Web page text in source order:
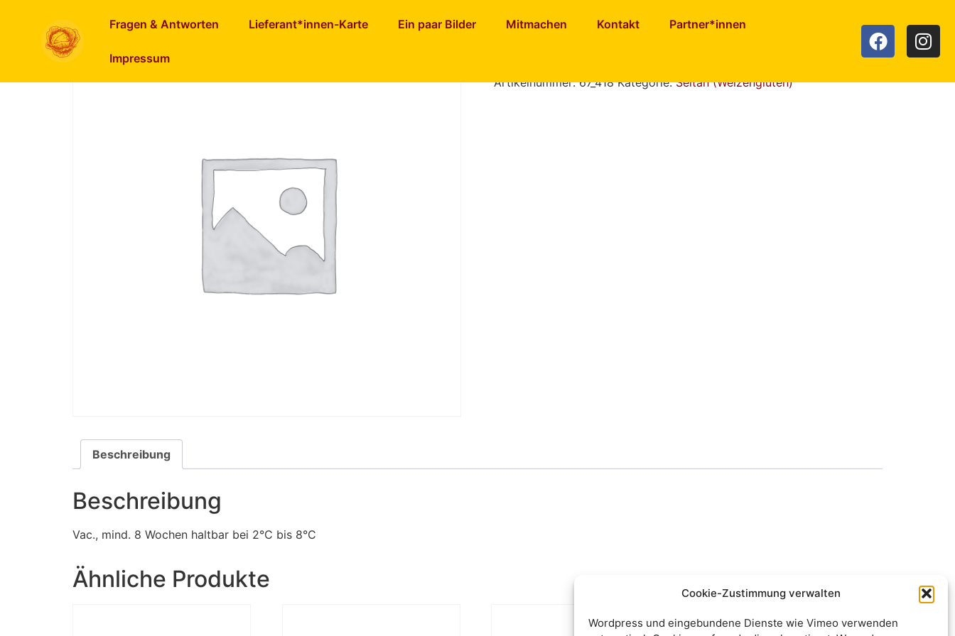
Cookie-Zustimmung verwalten
Wordpress und eingebundene Dienste wie Vimeo verwenden
Fragen & Antworten Lieferant*innen-Karte Ein paar Bilder Mitmachen Kontakt Partner*innen
Impressum
Artikelnummer:67_418 Kategorie:Seitan (Weizengluten)
Beschreibung
Beschreibung
Vac., mind. 8 Wochen haltbar bei 2°C bis 8°C
Ähnliche Produkte